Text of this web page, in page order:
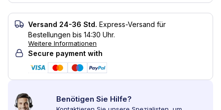
Versand 24-36 Std. Express-Versand für
Bestellungen bis 14:30 Uhr.
Weitere Informationen
Secure payment with
Benötigen Sie Hilfe?